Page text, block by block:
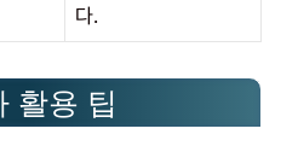
다.
활용 팁